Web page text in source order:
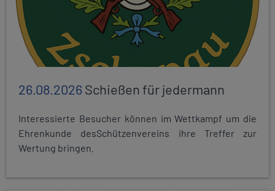
26.08.2026Schießen für jedermann
Interessierte Besucher können im Wettkampf um die
Ehrenkunde desSchützenvereins ihre Treffer zur
Wertung bringen.